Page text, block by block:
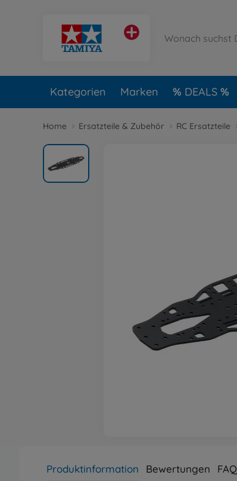
Kategorien Marken DEALS
Home Ersatzteile & Zubehör RC Ersatzteile
Produktinformation Bewertungen FAQ